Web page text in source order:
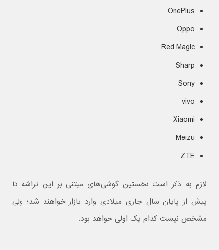
OnePlus
Oppo
Red Magic
Sharp
Sony
vivo
Xiaomi
Meizu
ZTE
لازم به ذکر است نخستین گوشی‌های مبتنی بر این تراشه تا
پیش از پایان سال جاری میلادی وارد بازار خواهند شد؛ ولی
مشخص نیست کدام یک اولی خواهد بود.